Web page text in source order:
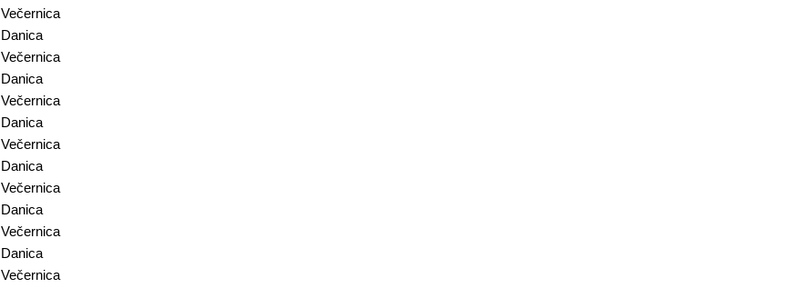
Večernica
Danica
Večernica
Danica
Večernica
Danica
Večernica
Danica
Večernica
Danica
Večernica
Danica
Večernica